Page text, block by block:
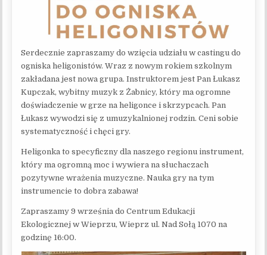
Serdecznie zapraszamy do wzięcia udziału w castingu do
ogniska heligonistów. Wraz z nowym rokiem szkolnym
zakładana jest nowa grupa. Instruktorem jest Pan Łukasz
Kupczak, wybitny muzyk z Żabnicy, który ma ogromne
doświadczenie w grze na heligonce i skrzypcach. Pan
Łukasz wywodzi się z umuzykalnionej rodzin. Ceni sobie
systematyczność i chęci gry.
Heligonka to specyficzny dla naszego regionu instrument,
który ma ogromną moc i wywiera na słuchaczach
pozytywne wrażenia muzyczne. Nauka gry na tym
instrumencie to dobra zabawa!
Zapraszamy 9 września do Centrum Edukacji
Ekologicznej w Wieprzu, Wieprz ul. Nad Sołą 1070 na
godzinę 16:00.